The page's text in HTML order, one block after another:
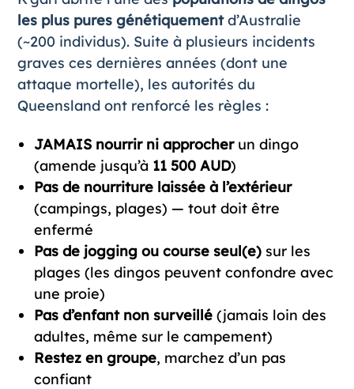
les plus pures génétiquementd’Australie
(~200 individus). Suite à plusieurs incidents
graves ces dernières années (dont une
attaque mortelle), les autorités du
Queensland ont renforcé les règles :
JAMAIS nourrir ni approcherun dingo
(amende jusqu’à 11 500 AUD)
Pas de nourriture laissée à l’extérieur
(campings, plages) — tout doit être
enfermé
Pas de jogging ou course seul(e)sur les
plages (les dingos peuvent confondre avec
une proie)
Pas d’enfant non surveillé(jamais loin des
adultes, même sur le campement)
Restez en groupe, marchez d’un pas
confiant